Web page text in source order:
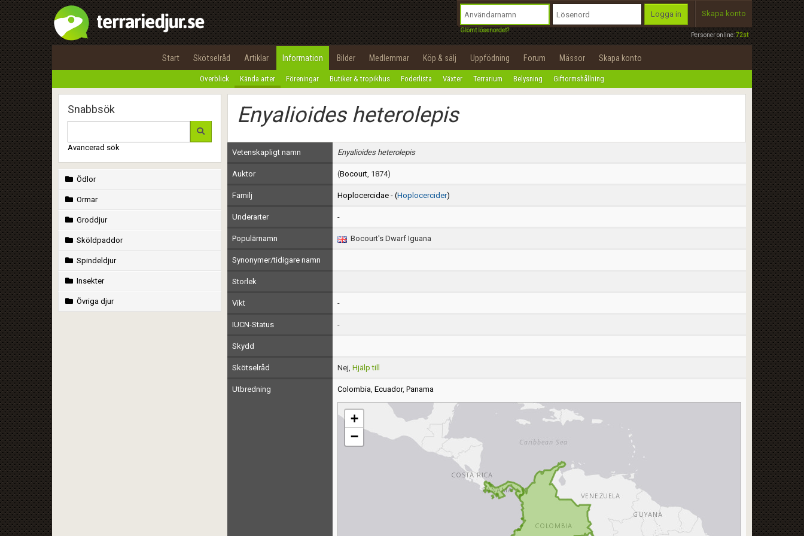
Personer online:72st
Logga in
Glömt lösenordet?
Skapa konto
Start Skötselråd Artiklar Information Bilder Medlemmar Köp & sälj Uppfödning Forum Mässor Skapa konto
Överblick Kända arter Föreningar Butiker & tropikhus Foderlista Växter Terrarium Belysning Giftormshållning
Snabbsök
Avancerad sök
Ödlor
Ormar
Groddjur
Sköldpaddor
Spindeldjur
Insekter
Övriga djur
Enyalioides heterolepis
Vetenskapligt namn Enyalioides heterolepis
Auktor (Bocourt, 1874)
Familj Hoplocercidae - (Hoplocercider)
Underarter -
Populärnamn Bocourt's Dwarf Iguana
Synonymer/tidigare namn
Storlek
Vikt -
IUCN-Status -
Skydd
Skötselråd Nej, Hjälp till
Utbredning Colombia, Ecuador, Panama
+
−
Utför
100%
OK
integritetspolicy
Namn:
Epost:
Användarnamn:
Lösenord:
Privacy Policy
Terms of Service
Begär nytt lösenord
Tillbaka till förstasidan